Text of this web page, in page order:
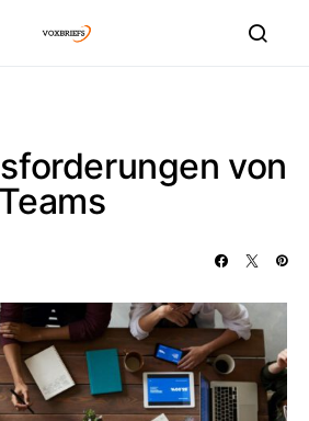
von